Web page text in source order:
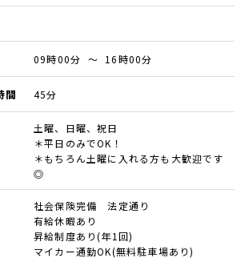
09時00分 ～ 16時00分
間 45分
土曜、日曜、祝日
＊平日のみでOK！
＊もちろん土曜に入れる方も大歓迎です
◎
社会保険完備 法定通り
有給休暇あり
昇給制度あり(年1回)
マイカー通勤OK(無料駐車場あり)